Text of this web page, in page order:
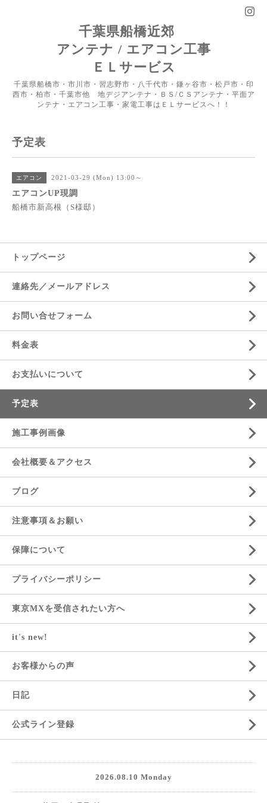
千葉県船橋近郊
アンテナ / エアコン工事
ＥＬサービス
千葉県船橋市・市川市・習志野市・八千代市・鎌ヶ谷市・松戸市・印
西市・柏市・千葉市他 地デジアンテナ・ＢＳ/ＣＳアンテナ・平面ア
ンテナ・エアコン工事・家電工事はＥＬサービスへ！！
予定表
エアコン 2021-03-29 (Mon) 13:00～
エアコンUP現調
船橋市新高根（S様邸）
トップページ
連絡先／メールアドレス
お問い合せフォーム
料金表
お支払いについて
予定表
施工事例画像
会社概要＆アクセス
ブログ
注意事項＆お願い
保障について
プライバシーポリシー
東京MXを受信されたい方へ
it's new!
お客様からの声
日記
公式ライン登録
2026.08.10 Monday